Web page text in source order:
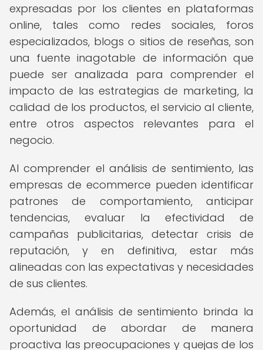
expresadas por los clientes en plataformas
online, tales como redes sociales, foros
especializados, blogs o sitios de reseñas, son
una fuente inagotable de información que
puede ser analizada para comprender el
impacto de las estrategias de marketing, la
calidad de los productos, el servicio al cliente,
entre otros aspectos relevantes para el
negocio.
Al comprender el análisis de sentimiento, las
empresas de ecommerce pueden identificar
patrones de comportamiento, anticipar
tendencias, evaluar la efectividad de
campañas publicitarias, detectar crisis de
reputación, y en definitiva, estar más
alineadas con las expectativas y necesidades
de sus clientes.
Además, el análisis de sentimiento brinda la
oportunidad de abordar de manera
proactiva las preocupaciones y quejas de los